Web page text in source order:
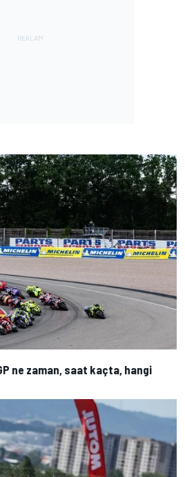
ne zaman, saat kaçta, hangi